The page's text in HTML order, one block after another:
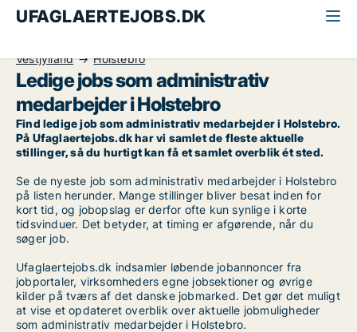
UFAGLAERTEJOBS.DK
Vestjylland
Holstebro
Ledige jobs som administrativ
medarbejder i Holstebro
Find ledige job som administrativ medarbejder i Holstebro.
På Ufaglaertejobs.dk har vi samlet de fleste aktuelle
stillinger, så du hurtigt kan få et samlet overblik ét sted.
Se de nyeste job som administrativ medarbejder i Holstebro
på listen herunder. Mange stillinger bliver besat inden for
kort tid, og jobopslag er derfor ofte kun synlige i korte
tidsvinduer. Det betyder, at timing er afgørende, når du
søger job.
Ufaglaertejobs.dk indsamler løbende jobannoncer fra
jobportaler, virksomheders egne jobsektioner og øvrige
kilder på tværs af det danske jobmarked. Det gør det muligt
at vise et opdateret overblik over aktuelle jobmuligheder
som administrativ medarbejder i Holstebro.